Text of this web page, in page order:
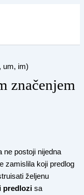
um, im)
značenjem
ne postoji nijedna
zamislila koji predlog
željenu
predlozisa